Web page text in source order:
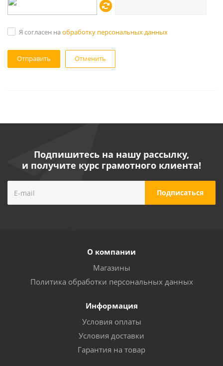
Я согласен на обработку персональных данных
Отменить
Подпишитесь на нашу рассылку,
и получите курс грамотного клиента!
О компании
Магазины
Политика обработки персональных данных
Информация
Условия оплаты
Условия доставки
Гарантия на товар